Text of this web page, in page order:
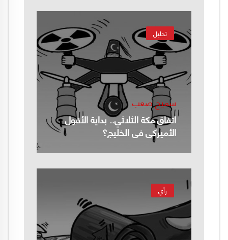
تحليل
سميح صعب
اتفاق مكة الثلاثي.. بداية الأفول
الأميركي في الخليج؟
رأي